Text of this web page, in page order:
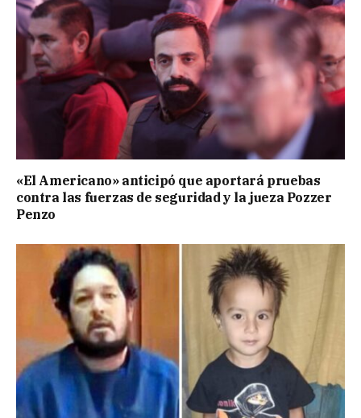
«El Americano» anticipó que aportará pruebas
contra las fuerzas de seguridad y la jueza Pozzer
Penzo